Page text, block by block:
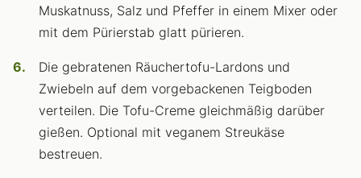
Muskatnuss, Salz und Pfeffer in einem Mixer oder
mit dem Pürierstab glatt pürieren.
Die gebratenen Räuchertofu-Lardons und
Zwiebeln auf dem vorgebackenen Teigboden
verteilen. Die Tofu-Creme gleichmäßig darüber
gießen. Optional mit veganem Streukäse
bestreuen.